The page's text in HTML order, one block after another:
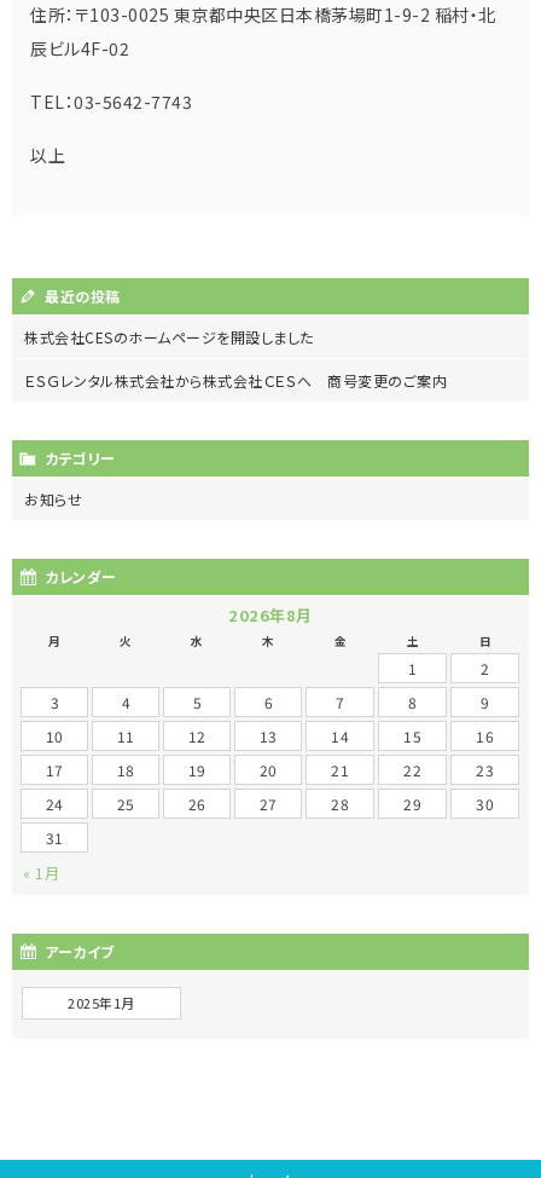
住所：〒103-0025 東京都中央区日本橋茅場町1-9-2 稲村・北
辰ビル4F-02
TEL：03-5642-7743
以上
最近の投稿
株式会社CESのホームページを開設しました
ＥＳＧレンタル株式会社から株式会社ＣＥＳへ 商号変更のご案内
カテゴリー
お知らせ
カレンダー
2026年8月
月 火 水 木 金 土 日
1
2
3
4 5 6 7 8
9
10
11 12 13 14 15
16
17
18 19 20 21 22
23
24
25 26 27 28 29
30
31
« 1月
アーカイブ
2025年1月